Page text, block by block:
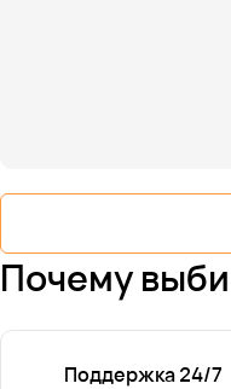
Почему
Поддержка 24/7